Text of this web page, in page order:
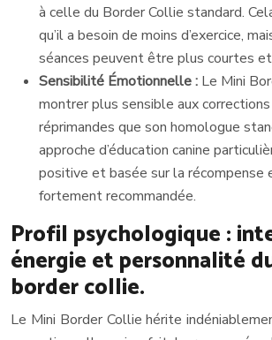
à celle du Border Collie standard.
qu’il a besoin de moins d’exercice,
séances peuvent être plus courtes
Sensibilité Émotionnelle : Le Mini
montrer plus sensible aux
réprimandes que son homologue
approche d’éducation canine
positive et basée sur la récompense
fortement recommandée.
Profil psychologique :
énergie et personnalité
border collie.
Le Mini Border Collie hérite